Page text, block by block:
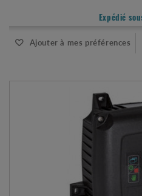
Expédié
Ajouter à mes préférences